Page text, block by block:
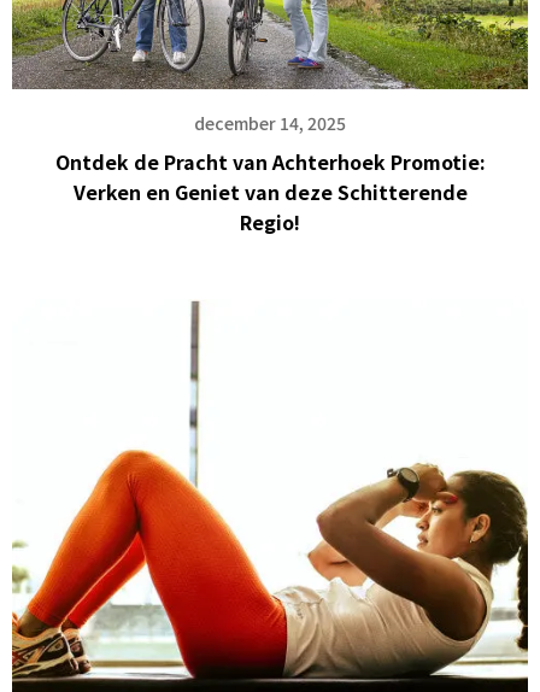
december 14, 2025
Ontdek de Pracht van Achterhoek Promotie:
Verken en Geniet van deze Schitterende
Regio!